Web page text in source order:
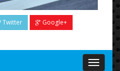
Twitter Google+
Menu